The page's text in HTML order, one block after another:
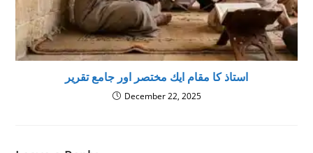
استاذ کا مقام ايك مختصر اور جامع تقرير
December 22, 2025